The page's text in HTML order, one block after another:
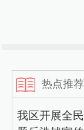
热点推荐
我区开展全